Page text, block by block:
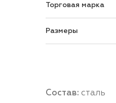
Торговая марка
Размеры
Состав: сталь